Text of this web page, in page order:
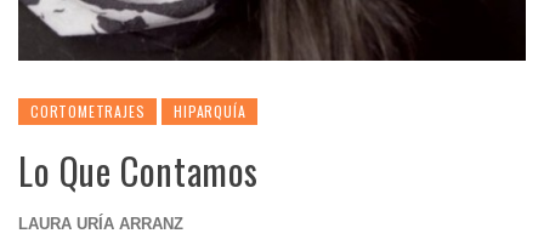
CORTOMETRAJES HIPARQUÍA
Lo Que Contamos
LAURA URÍA ARRANZ